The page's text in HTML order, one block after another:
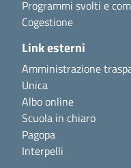
Programmi svolti e
Cogestione
Link esterni
Amministrazione
Unica
Albo online
Scuola in chiaro
Pagopa
Interpelli